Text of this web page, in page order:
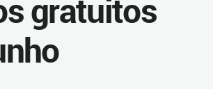
gratuitos